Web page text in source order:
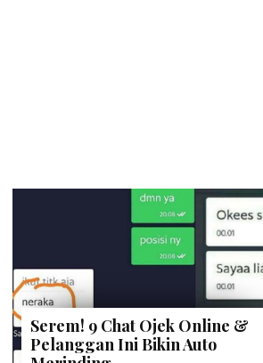
Serem! 9 Chat Ojek Online &
Pelanggan Ini Bikin Auto